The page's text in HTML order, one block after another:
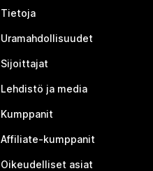
Tietoja
Uramahdollisuudet
Sijoittajat
Lehdistö ja media
Kumppanit
Affiliate-kumppanit
Oikeudelliset asiat